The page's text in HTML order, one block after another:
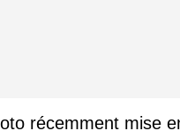
récemment mise